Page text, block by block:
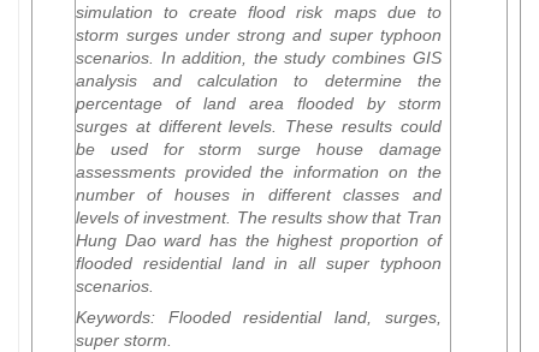
simulation to create flood risk maps due to
storm surges under strong and super typhoon
scenarios. In addition, the study combines GIS
analysis and calculation to determine the
percentage of land area flooded by storm
surges at different levels. These results could
be used for storm surge house damage
assessments provided the information on the
number of houses in different classes and
levels of investment. The results show that Tran
Hung Dao ward has the highest proportion of
flooded residential land in all super typhoon
scenarios.
Keywords: Flooded residential land, surges,
super storm.